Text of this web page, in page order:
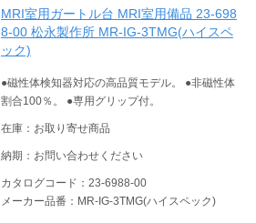
MRI室用ガートル台 MRI室用備品 23-698
8-00 松永製作所 MR-IG-3TMG(ハイスペ
ック)
●磁性体検知器対応の高品質モデル。 ●非磁性体
割合100％。 ●専用グリップ付。
在庫：お取り寄せ商品
納期：お問い合わせください
カタログコード：23-6988-00
メーカー品番：MR-IG-3TMG(ハイスペック)